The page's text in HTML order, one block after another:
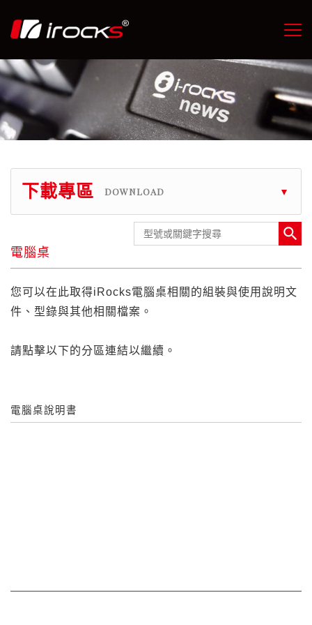
下載專區 DOWNLOAD

電腦桌
您可以在此取得iRocks電腦桌相關的組裝與使用說明文
件、型錄與其他相關檔案。
請點擊以下的分區連結以繼續。
電腦桌說明書